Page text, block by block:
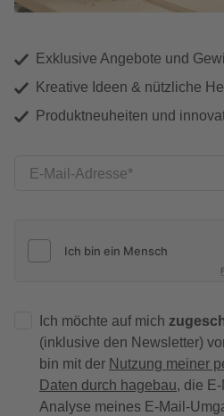
Exklusive Angebote und
Kreative Ideen & nützliche
Produktneuheiten und
E-Mail-Adresse
Ich möchte auf mich
(inklusive den Newsletter)
bin mit der Nutzung meiner
Daten durch hagebau, die
Analyse meines E-Mail-